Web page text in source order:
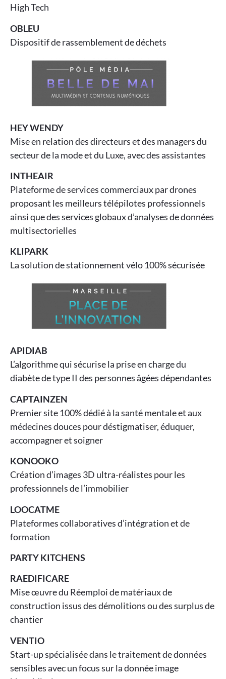
High Tech
OBLEU
Dispositif de rassemblement de déchets
HEY WENDY
Mise en relation des directeurs et des managers du
secteur de la mode et du Luxe, avec des assistantes
INTHEAIR
Plateforme de services commerciaux par drones
proposant les meilleurs télépilotes professionnels
ainsi que des services globaux d’analyses de données
multisectorielles
KLIPARK
La solution de stationnement vélo 100% sécurisée
APIDIAB
L’algorithme qui sécurise la prise en charge du
diabète de type II des personnes âgées dépendantes
CAPTAINZEN
Premier site 100% dédié à la santé mentale et aux
médecines douces pour déstigmatiser, éduquer,
accompagner et soigner
KONOOKO
Création d’images 3D ultra-réalistes pour les
professionnels de l’immobilier
LOOCATME
Plateformes collaboratives d’intégration et de
formation
PARTY KITCHENS
RAEDIFICARE
Mise œuvre du Réemploi de matériaux de
construction issus des démolitions ou des surplus de
chantier
VENTIO
Start-up spécialisée dans le traitement de données
sensibles avec un focus sur la donnée image